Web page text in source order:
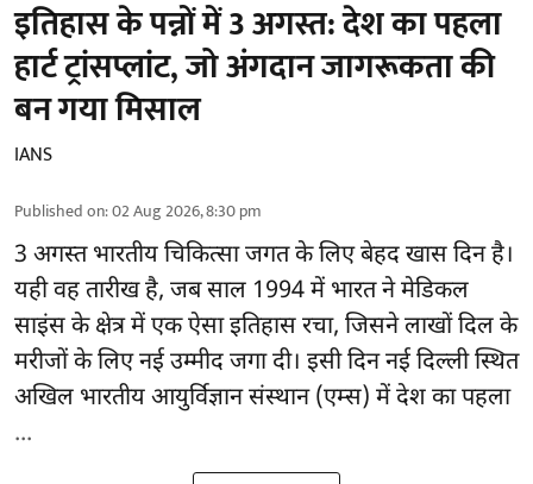
इतिहास के पन्नों में 3 अगस्त: देश का पहला
हार्ट ट्रांसप्लांट​, जो अंगदान जागरूकता की
बन गया मिसाल
IANS
Published on:02 Aug 2026, 8:30 pm
3 अगस्त भारतीयचिकित्साजगत के लिए बेहद खास दिन है।
यही वह तारीख है, जब साल 1994 में भारत ने मेडिकल
साइंस के क्षेत्र में एक ऐसा इतिहास रचा, जिसने लाखों दिल के
मरीजों के लिए नई उम्मीद जगा दी। इसी दिन नई दिल्ली स्थित
अखिल भारतीय आयुर्विज्ञान संस्थान (एम्स) में देश का पहला
...